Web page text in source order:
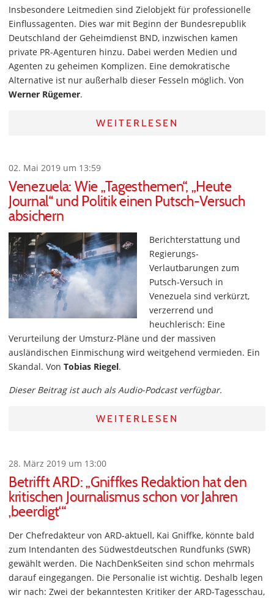
Insbesondere Leitmedien sind Zielobjekt für professionelle
Einflussagenten. Dies war mit Beginn der Bundesrepublik
Deutschland der Geheimdienst BND, inzwischen kamen
private PR-Agenturen hinzu. Dabei werden Medien und
Agenten zu geheimen Komplizen. Eine demokratische
Alternative ist nur außerhalb dieser Fesseln möglich. Von
Werner Rügemer.
WEITERLESEN
02. Mai 2019 um 13:59
Venezuela: Wie „Tagesthemen“, „Heute
Journal“ und Politik einen Putsch-Versuch
absichern
Berichterstattung und
Regierungs-
Verlautbarungen zum
Putsch-Versuch in
Venezuela sind verkürzt,
verzerrend und
heuchlerisch: Eine
Verurteilung der Umsturz-Pläne und der massiven
ausländischen Einmischung wird weitgehend vermieden. Ein
Skandal. Von Tobias Riegel.
Dieser Beitrag ist auch als Audio-Podcast verfügbar.
WEITERLESEN
28. März 2019 um 13:00
Betrifft ARD: „Gniffkes Redaktion hat den
kritischen Journalismus schon vor Jahren
‚beerdigt‘“
Der Chefredakteur von ARD-aktuell, Kai Gniffke, könnte bald
zum Intendanten des Südwestdeutschen Rundfunks (SWR)
gewählt werden. Die NachDenkSeiten sind schon mehrmals
darauf eingegangen. Die Personalie ist wichtig. Deshalb legen
wir nach: Zwei der bekanntesten Kritiker der ARD-Tagesschau,